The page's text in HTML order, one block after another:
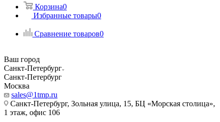
Корзина0
Избранные товары0
Сравнение товаров0
Ваш город
Санкт-Петербург
Санкт-Петербург
Москва
sales@1tmp.ru
Санкт-Петербург, Зольная улица, 15, БЦ «Морская столица»,
1 этаж, офис 106